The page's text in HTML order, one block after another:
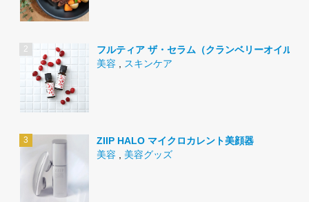
フルティア ザ・セラム（クランベリーオイル）
美容
スキンケア
ZIIP HALO マイクロカレント美顔器
美容
美容グッズ